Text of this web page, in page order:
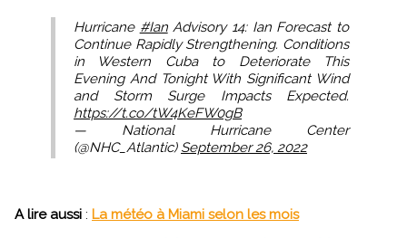
Hurricane #IanAdvisory 14: Ian Forecast to
Continue Rapidly Strengthening. Conditions
in Western Cuba to Deteriorate This
Evening And Tonight With Significant Wind
and Storm Surge Impacts Expected.
https://t.co/tW4KeFW0gB
— National Hurricane Center
(@NHC_Atlantic) September 26, 2022
A lire aussi : La météo à Miami selon les mois